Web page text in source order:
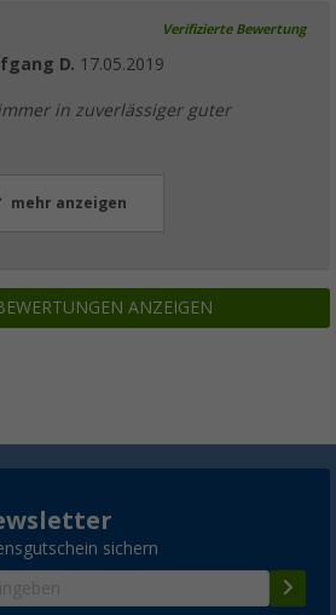
Verifizierte Bewertung
D. 17.05.2019
in zuverlässiger guter
mehr anzeigen
ANZEIGEN
sichern